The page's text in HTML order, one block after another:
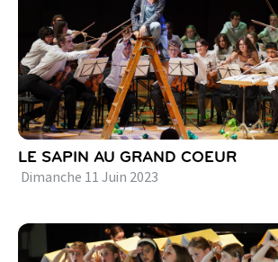
LE SAPIN AU GRAND COEUR
Dimanche 11 Juin 2023